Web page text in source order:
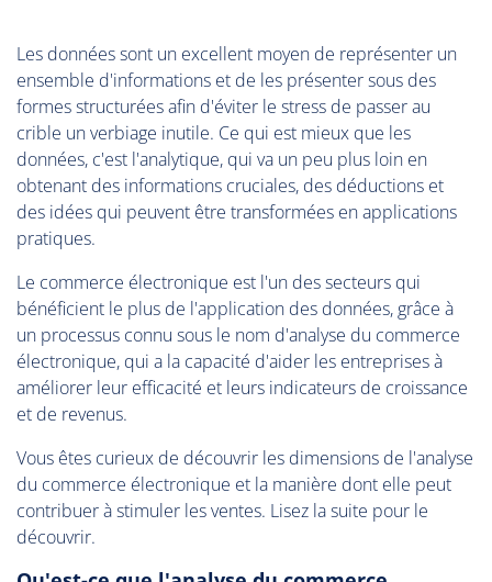
Les données sont un excellent moyen de représenter un
ensemble d'informations et de les présenter sous des
formes structurées afin d'éviter le stress de passer au
crible un verbiage inutile. Ce qui est mieux que les
données, c'est l'analytique, qui va un peu plus loin en
obtenant des informations cruciales, des déductions et
des idées qui peuvent être transformées en applications
pratiques.
Le commerce électronique est l'un des secteurs qui
bénéficient le plus de l'application des données, grâce à
un processus connu sous le nom d'analyse du commerce
électronique, qui a la capacité d'aider les entreprises à
améliorer leur efficacité et leurs indicateurs de croissance
et de revenus.
Vous êtes curieux de découvrir les dimensions de l'analyse
du commerce électronique et la manière dont elle peut
contribuer à stimuler les ventes. Lisez la suite pour le
découvrir.